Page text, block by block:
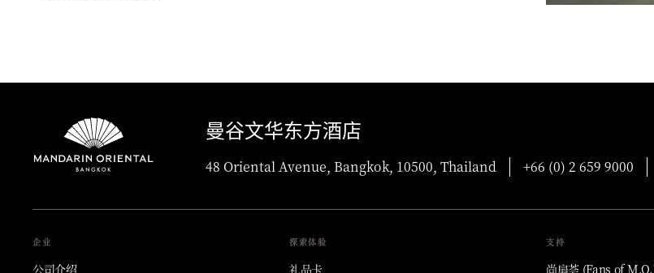
曼谷文华东方酒店
48 Oriental Avenue, Bangkok, 10500, Thailand +66 (0) 2 659 9000
企业
公司介绍
探索体验
礼品卡
支持
尚扇荟 (Fans of